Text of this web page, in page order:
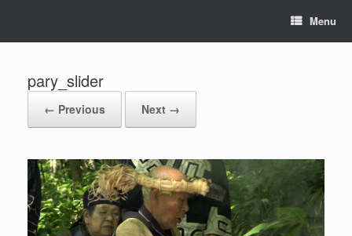
Menu
pary_slider
← Previous Next →